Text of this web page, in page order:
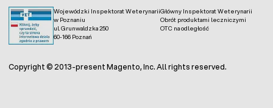
Wojewódzki Inspektorat Weterynarii
w Poznaniu
ul. Grunwaldzka 250
60-166 Poznań
Główny Inspektorat Weterynarii
Obrót produktami leczniczymi
OTC na odległość
Copyright © 2013-present Magento, Inc. All rights reserved.